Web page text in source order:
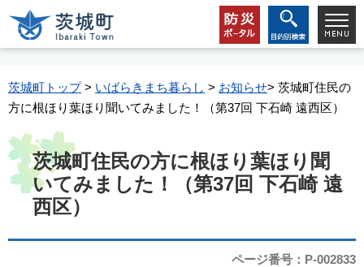
茨城町トップ> いばらきまち暮らし > お知らせ> 茨城町住民の
方に根ほり葉ほり聞いてみました！（第37回 下石崎 遠西区）
茨城町住民の方に根ほり葉ほり聞
いてみました！（第37回 下石崎 遠
西区）
ページ番号：P-002833